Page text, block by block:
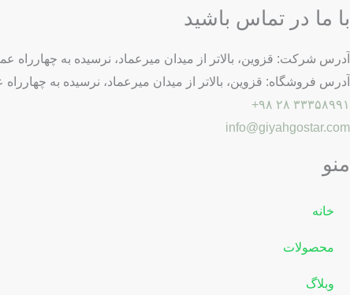
با ما در تماس باشید
آدرس شرکت: قزوين، بالاتر از ميدان ميرعماد، نرسيده به چهارراه
آدرس فروشگاه: قزوين، بالاتر از ميدان ميرعماد، نرسيده به
۳۳۳۵۸۹۹۱ ۲۸ ۹۸+
info@giyahgostar.com
منو
خانه
محصولات
وبلاگ